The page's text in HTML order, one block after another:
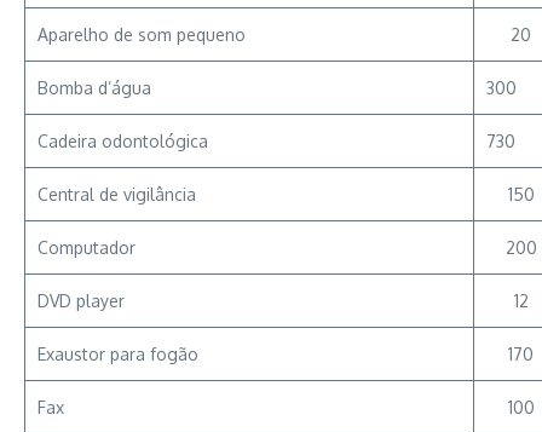
Aparelho de som pequeno 20
Bomba d’água 300
Cadeira odontológica 730
Central de vigilância 150
Computador 200
DVD player 12
Exaustor para fogão 170
Fax 100